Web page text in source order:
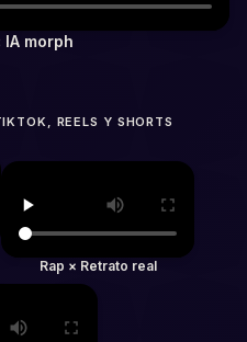
morph
REELS Y SHORTS
Rap × Retrato real